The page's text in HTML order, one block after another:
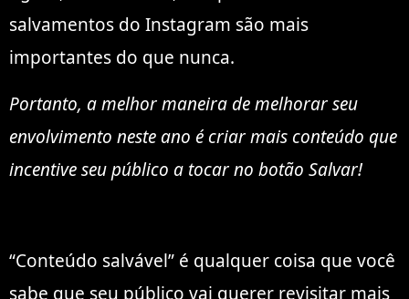
salvamentos do Instagram são mais
importantes do que nunca.
Portanto, a melhor maneira de melhorar seu
envolvimento neste ano é criar mais conteúdo que
incentive seu público a tocar no botão Salvar!
“Conteúdo salvável” é qualquer coisa que você
sabe que seu público vai querer revisitar mais